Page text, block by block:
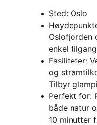
Sted: Oslo
Oslofjorden
enkel
Fasiliteter:
og
Tilbyr
Perfekt for:
både natur
10 minutter